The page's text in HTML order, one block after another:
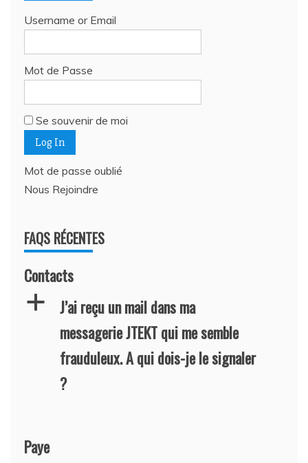
Username or Email
Mot de Passe
Se souvenir de moi
Mot de passe oublié
Nous Rejoindre
FAQS RÉCENTES
Contacts
a
J’ai reçu un mail dans ma
messagerie JTEKT qui me semble
frauduleux. A qui dois-je le signaler
?
Paye